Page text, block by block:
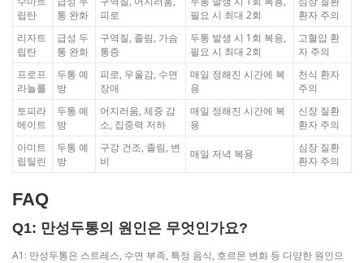
립탄
통 완화
피로
필요 시 최대 2회
환자 주의
리자트
립탄
급성 두
통 완화
구역질, 졸림, 가슴
통증
두통 발생 시 1회 복용,
필요 시 최대 2회
고혈압 환
자 주의
프로프
라놀롤
두통 예
방
피로, 우울감, 수면
장애
매일 정해진 시간에 복
용
천식 환자
주의
토피라
메이트
두통 예
방
어지러움, 체중 감
소, 집중력 저하
매일 정해진 시간에 복
용
신장 질환
환자 주의
아미트
립틸린
두통 예
방
구강 건조, 졸림, 변
비
매일 저녁 복용
심장 질환
환자 주의
FAQ
Q1: 만성두통의 원인은 무엇인가요?
A1: 만성두통은 스트레스, 수면 부족, 특정 음식, 호르몬 변화 등 다양한 원인으